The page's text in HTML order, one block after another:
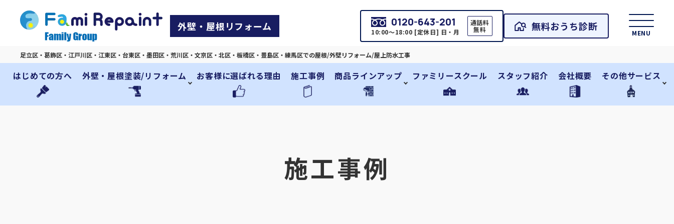
外壁・屋根リフォーム 0120-643-201
10:00～18:00 [定休日] 日・月
通話料
無料
無料おうち診断
はじめての方へ 外壁・屋根塗装/リフォーム お客様に選ばれる理由 施工事例 商品ラインアップ ファミリースクール スタッフ紹介 会社概要 その他サービス
MENU
施工事例